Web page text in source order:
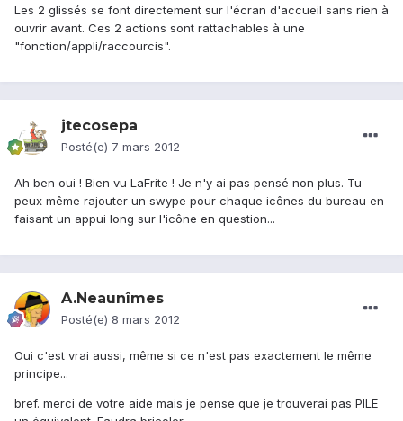
Les 2 glissés se font directement sur l'écran d'accueil sans rien à
ouvrir avant. Ces 2 actions sont rattachables à une
"fonction/appli/raccourcis".
jtecosepa
Posté(e) 7 mars 2012
Ah ben oui ! Bien vu LaFrite ! Je n'y ai pas pensé non plus. Tu
peux même rajouter un swype pour chaque icônes du bureau en
faisant un appui long sur l'icône en question...
A.Neaunîmes
Posté(e) 8 mars 2012
Oui c'est vrai aussi, même si ce n'est pas exactement le même
principe...
bref. merci de votre aide mais je pense que je trouverai pas PILE